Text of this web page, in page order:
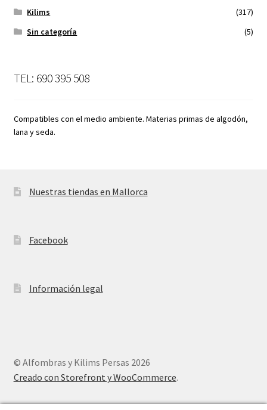
Kilims
(317)
Sin categoría
(5)
TEL: 690 395 508
Compatibles con el medio ambiente. Materias primas de algodón,
lana y seda.
Nuestras tiendas en Mallorca
Facebook
Información legal
© Alfombras y Kilims Persas 2026
Creado con Storefront y WooCommerce.